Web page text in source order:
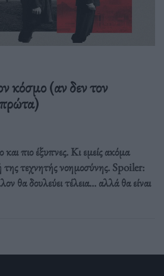
κόσμο (αν δεν τον
και πιο έξυπνες. Κι εμείς ακόμα
της τεχνητής νοημοσύνης. Spoiler:
θα δουλεύει τέλεια... αλλά θα είναι